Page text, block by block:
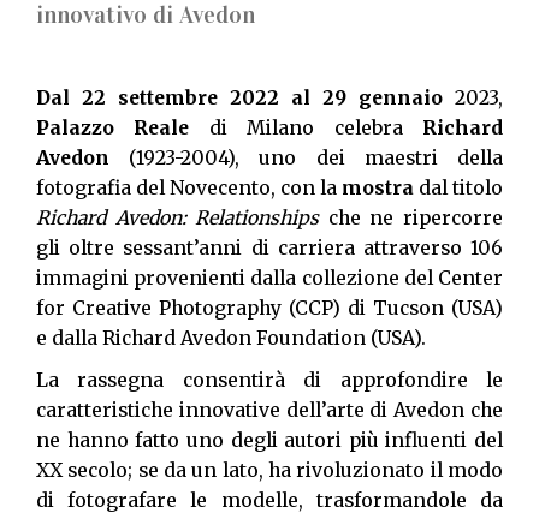
innovativo di Avedon
Dal 22 settembre 2022 al 29 gennaio 2023,
Palazzo Reale di Milano celebra Richard
Avedon (1923-2004), uno dei maestri della
fotografia del Novecento, con la mostra dal titolo
Richard Avedon: Relationshipsche ne ripercorre
gli oltre sessant’anni di carriera attraverso 106
immagini provenienti dalla collezione del Center
for Creative Photography (CCP) di Tucson (USA)
e dalla Richard Avedon Foundation (USA).
La rassegna consentirà di approfondire le
caratteristiche innovative dell’arte di Avedon che
ne hanno fatto uno degli autori più influenti del
XX secolo; se da un lato, ha rivoluzionato il modo
di fotografare le modelle, trasformandole da